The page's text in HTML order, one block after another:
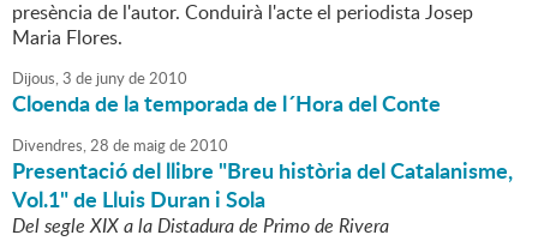
presència de l'autor. Conduirà l'acte el periodista Josep
Maria Flores.
Dijous,3 de junyde2010
Cloenda de la temporada de l´Hora del Conte
Divendres,28 de maigde2010
Presentació del llibre "Breu història del Catalanisme,
Vol.1" de Lluis Duran i Sola
Del segle XIX a la Distadura de Primo de Rivera